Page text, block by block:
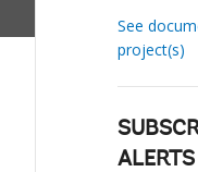
See
project(s)
ALERTS